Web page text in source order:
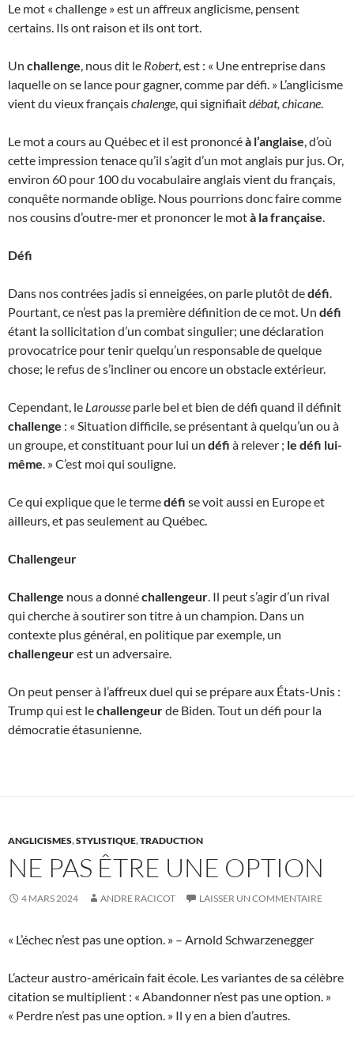
Le mot « challenge » est un affreux anglicisme, pensent
certains. Ils ont raison et ils ont tort.
Un challenge, nous dit le Robert, est : « Une entreprise dans
laquelle on se lance pour gagner, comme par défi. » L’anglicisme
vient du vieux françaischalenge, qui signifiaitdébat, chicane.
Le mot a cours au Québec et il est prononcéà l’anglaise, d’où
cette impression tenace qu’il s’agit d’un mot anglais pur jus. Or,
environ 60 pour 100 du vocabulaire anglais vient du français,
conquête normande oblige. Nous pourrions donc faire comme
nos cousins d’outre-mer et prononcer le motà la française.
Défi
Dans nos contrées jadis si enneigées, on parle plutôt dedéfi.
Pourtant, ce n’est pas la première définition de ce mot. Un défi
étant la sollicitation d’un combat singulier; une déclaration
provocatrice pour tenir quelqu’un responsable de quelque
chose; le refus de s’incliner ou encore un obstacle extérieur.
Cependant, le Larousse parle bel et bien de défi quand il définit
challenge : « Situation difficile, se présentant à quelqu’un ou à
un groupe, et constituant pour lui un défi à relever ; le défi lui-
même. » C’est moi qui souligne.
Ce qui explique que le termedéfi se voit aussi en Europe et
ailleurs, et pas seulement au Québec.
Challengeur
Challenge nous a donnéchallengeur. Il peut s’agir d’un rival
qui cherche à soutirer son titre à un champion. Dans un
contexte plus général, en politique par exemple, un
challengeurest un adversaire.
On peut penser à l’affreux duel qui se prépare aux États-Unis :
Trump qui est lechallengeurde Biden. Tout un défi pour la
démocratie étasunienne.
ANGLICISMES,STYLISTIQUE,TRADUCTION
NE PAS ÊTRE UNE OPTION
4 MARS 2024 ANDRE RACICOT LAISSER UN COMMENTAIRE
« L’échec n’est pas une option. » – Arnold Schwarzenegger
L’acteur austro-américain fait école. Les variantes de sa célèbre
citation se multiplient : « Abandonner n’est pas une option. »
« Perdre n’est pas une option. » Il y en a bien d’autres.